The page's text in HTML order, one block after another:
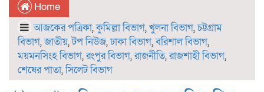
Home
আজকের পত্রিকা,কুমিল্লা বিভাগ,খুলনা বিভাগ,চট্টগ্রাম
বিভাগ,জাতীয়,টপ নিউজ,ঢাকা বিভাগ,বরিশাল বিভাগ,
ময়মনসিংহ বিভাগ,রংপুর বিভাগ,রাজনীতি,রাজশাহী বিভাগ,
শেষের পাতা,সিলেট বিভাগ